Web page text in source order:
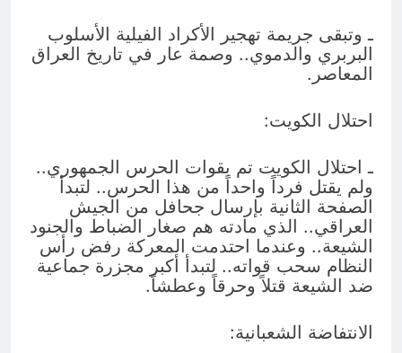
ـ وتبقى جريمة تهجير الأكراد الفيلية الأسلوب
البربري والدموي.. وصمة عار في تاريخ العراق
المعاصر.
احتلال الكويت:
ـ احتلال الكويت تم بقوات الحرس الجمهوري..
ولم يقتل فرداً واحداً من هذا الحرس.. لتبدأ
الصفحة الثانية بإرسال جحافل من الجيش
العراقي.. الذي مادته هم صغار الضباط والجنود
الشيعة.. وعندما احتدمت المعركة رفض رأس
النظام سحب قواته.. لتبدأ أكبر مجزرة جماعية
ضد الشيعة قتلاً وحرقاً وعطشاً.
الانتفاضة الشعبانية: